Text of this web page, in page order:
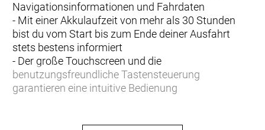
Navigationsinformationen und Fahrdaten
- Mit einer Akkulaufzeit von mehr als 30 Stunden
bist du vom Start bis zum Ende deiner Ausfahrt
stets bestens informiert
- Der große Touchscreen und die
benutzungsfreundliche Tastensteuerung
garantieren eine intuitive Bedienung